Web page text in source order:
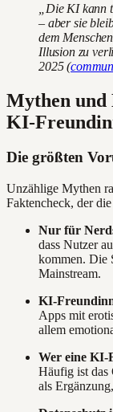
„Die KI kann
– aber sie
dem
Illusion zu
2025 (
Mythen und
KI-
Die größten
Unzählige Mythen
Faktencheck, der
Nur für
dass Nutzer
kommen. Die
Mainstream.
KI-
Apps mit
allem
Wer eine KI-
Häufig ist das
als